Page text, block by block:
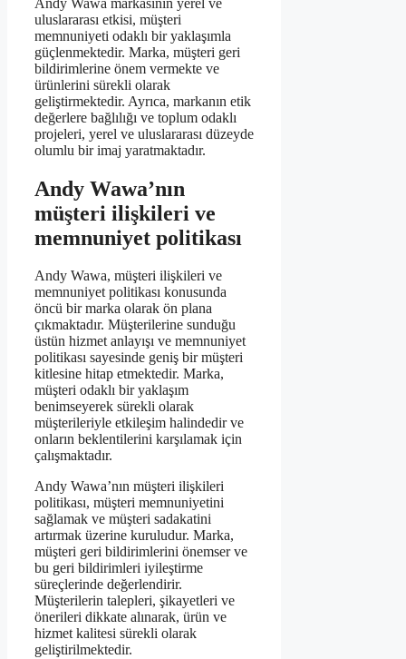
uluslararası etkisi, müşteri
memnuniyeti odaklı bir yaklaşımla
güçlenmektedir. Marka, müşteri geri
bildirimlerine önem vermekte ve
ürünlerini sürekli olarak
geliştirmektedir. Ayrıca, markanın etik
değerlere bağlılığı ve toplum odaklı
projeleri, yerel ve uluslararası düzeyde
olumlu bir imaj yaratmaktadır.
Andy Wawa’nın
müşteri ilişkileri ve
memnuniyet politikası
Andy Wawa, müşteri ilişkileri ve
memnuniyet politikası konusunda
öncü bir marka olarak ön plana
çıkmaktadır. Müşterilerine sunduğu
üstün hizmet anlayışı ve memnuniyet
politikası sayesinde geniş bir müşteri
kitlesine hitap etmektedir. Marka,
müşteri odaklı bir yaklaşım
benimseyerek sürekli olarak
müşterileriyle etkileşim halindedir ve
onların beklentilerini karşılamak için
çalışmaktadır.
Andy Wawa’nın müşteri ilişkileri
politikası, müşteri memnuniyetini
sağlamak ve müşteri sadakatini
artırmak üzerine kuruludur. Marka,
müşteri geri bildirimlerini önemser ve
bu geri bildirimleri iyileştirme
süreçlerinde değerlendirir.
Müşterilerin talepleri, şikayetleri ve
önerileri dikkate alınarak, ürün ve
hizmet kalitesi sürekli olarak
geliştirilmektedir.